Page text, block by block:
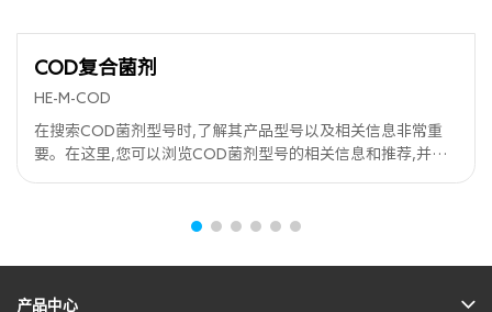
COD复合菌剂
HE-M-COD
在搜索COD菌剂型号时,了解其产品型号以及相关信息非常重
要。在这里,您可以浏览COD菌剂型号的相关信息和推荐,并选
产品中心